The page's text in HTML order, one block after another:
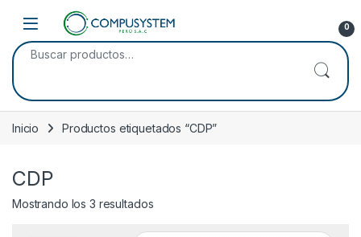
Skip to navigation
Skip to content
Open 0
Buscar por:
Inicio Productos etiquetados “CDP”
CDP
Mostrando los 3 resultados